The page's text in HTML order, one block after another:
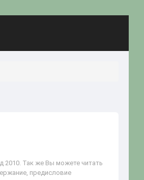
2010. Так же Вы можете читать
предисловие